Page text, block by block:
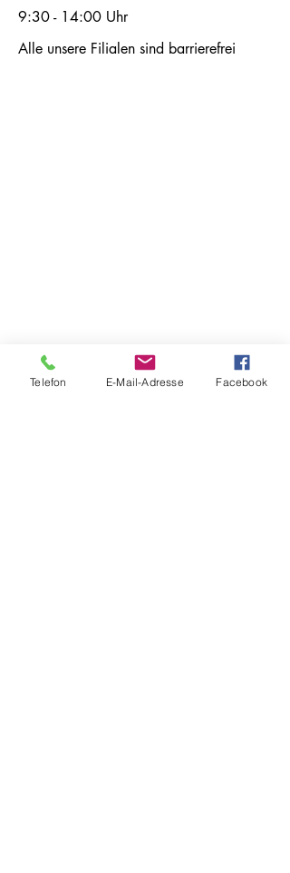
9:30 - 14:00 Uhr
Alle unsere Filialen sind barrierefrei
Telefon E-Mail-Adresse Facebook